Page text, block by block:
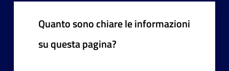
Quanto sono chiare le informazioni
su questa pagina?